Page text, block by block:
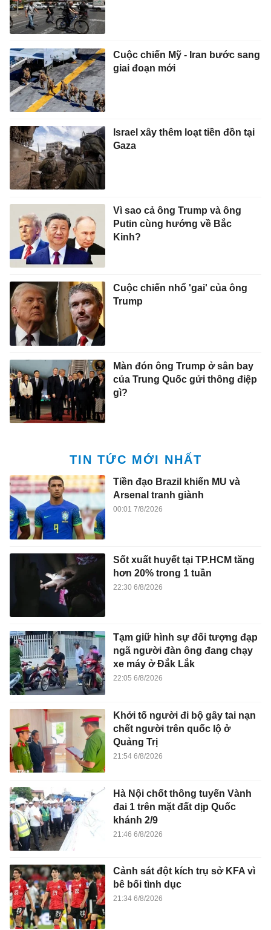
Cuộc chiến Mỹ - Iran bước sang
giai đoạn mới
Israel xây thêm loạt tiền đồn tại
Gaza
Vì sao cả ông Trump và ông
Putin cùng hướng về Bắc
Kinh?
Cuộc chiến nhổ 'gai' của ông
Trump
Màn đón ông Trump ở sân bay
của Trung Quốc gửi thông điệp
gì?
TIN TỨC MỚI NHẤT
Tiền đạo Brazil khiến MU và
Arsenal tranh giành
00:01 7/8/2026
Sốt xuất huyết tại TP.HCM tăng
hơn 20% trong 1 tuần
22:30 6/8/2026
Tạm giữ hình sự đối tượng đạp
ngã người đàn ông đang chạy
xe máy ở Đắk Lắk
22:05 6/8/2026
Khởi tố người đi bộ gây tai nạn
chết người trên quốc lộ ở
Quảng Trị
21:54 6/8/2026
Hà Nội chốt thông tuyến Vành
đai 1 trên mặt đất dịp Quốc
khánh 2/9
21:46 6/8/2026
Cảnh sát đột kích trụ sở KFA vì
bê bối tình dục
21:34 6/8/2026